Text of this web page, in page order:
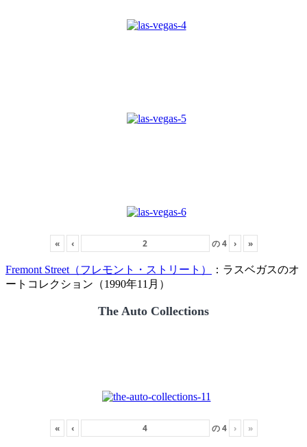
« ‹ の4 › »
Fremont Street（フレモント・ストリート）
：ラスベガスのオ
ートコレクション（1990年11月）
The Auto Collections
« ‹ の4 › »